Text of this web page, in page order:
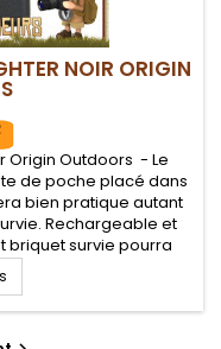
NOIR ORIGIN
Origin Outdoors - Le
de poche placé dans
bien pratique autant
Rechargeable et
briquet survie pourra
d'un bivouac.